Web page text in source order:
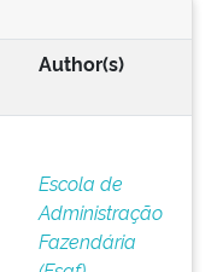
Author(s)
Escola de
Administração
Fazendária